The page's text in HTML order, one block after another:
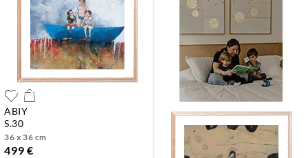
ABIY
s.30
36 x 36 cm
499 €